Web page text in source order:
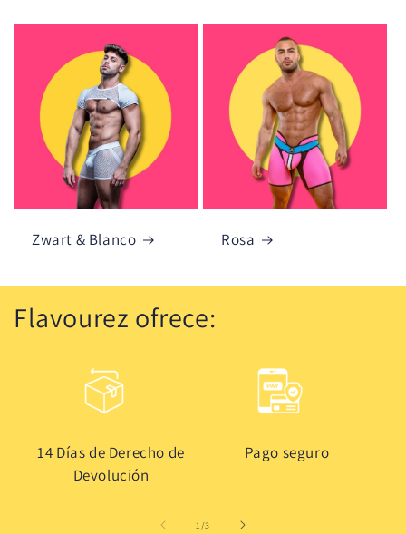
Zwart & Blanco Rosa
Flavourez ofrece:
14 Días de Derecho de
Devolución
Pago seguro
1/de
3